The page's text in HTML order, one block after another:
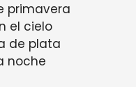
primavera
el cielo
de plata
noche